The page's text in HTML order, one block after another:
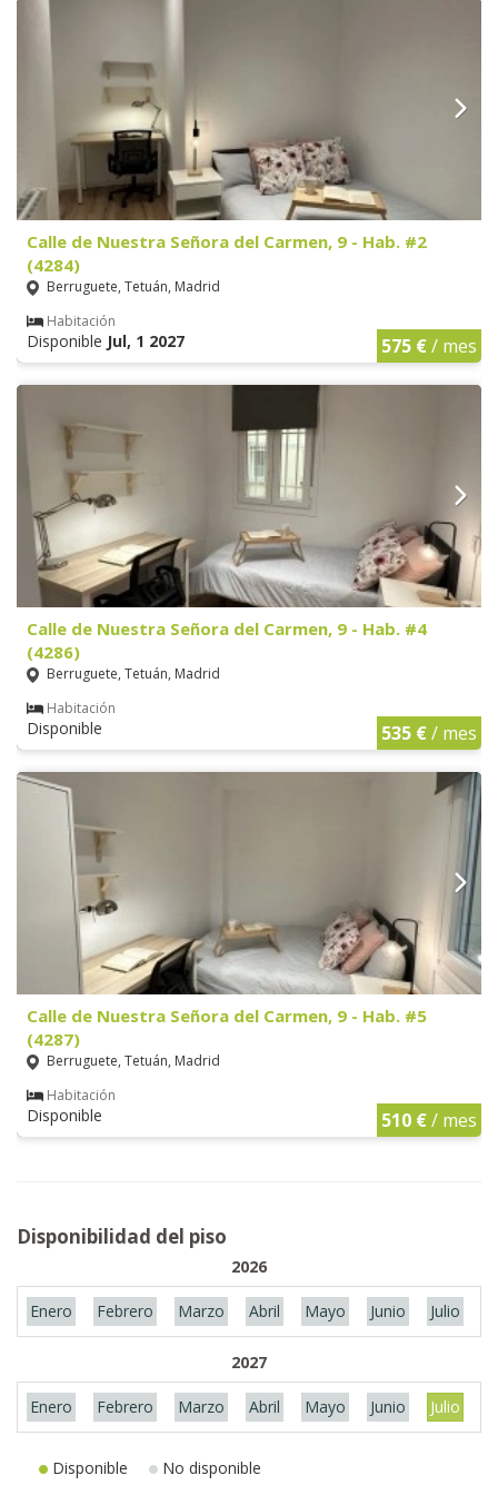
Calle de Nuestra Señora del Carmen, 9 - Hab. #2
(4284)
Berruguete, Tetuán, Madrid
Habitación
Disponible Jul, 1 2027 575 €/ mes
Calle de Nuestra Señora del Carmen, 9 - Hab. #4
(4286)
Berruguete, Tetuán, Madrid
Habitación
Disponible 535 €/ mes
Calle de Nuestra Señora del Carmen, 9 - Hab. #5
(4287)
Berruguete, Tetuán, Madrid
Habitación
Disponible 510 €/ mes
Disponibilidad del piso
2026
Enero Febrero Marzo Abril Mayo Junio Julio
2027
Enero Febrero Marzo Abril Mayo Junio Julio
Disponible No disponible